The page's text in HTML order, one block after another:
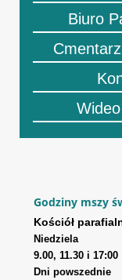
Biuro
Godziny mszy
Kościół
Niedziela
9.00, 11.30 i 17:00
Dni powszednie